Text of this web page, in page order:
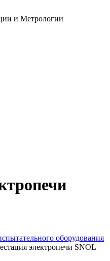
и Метрологии
оборудования
электропечи SNOL